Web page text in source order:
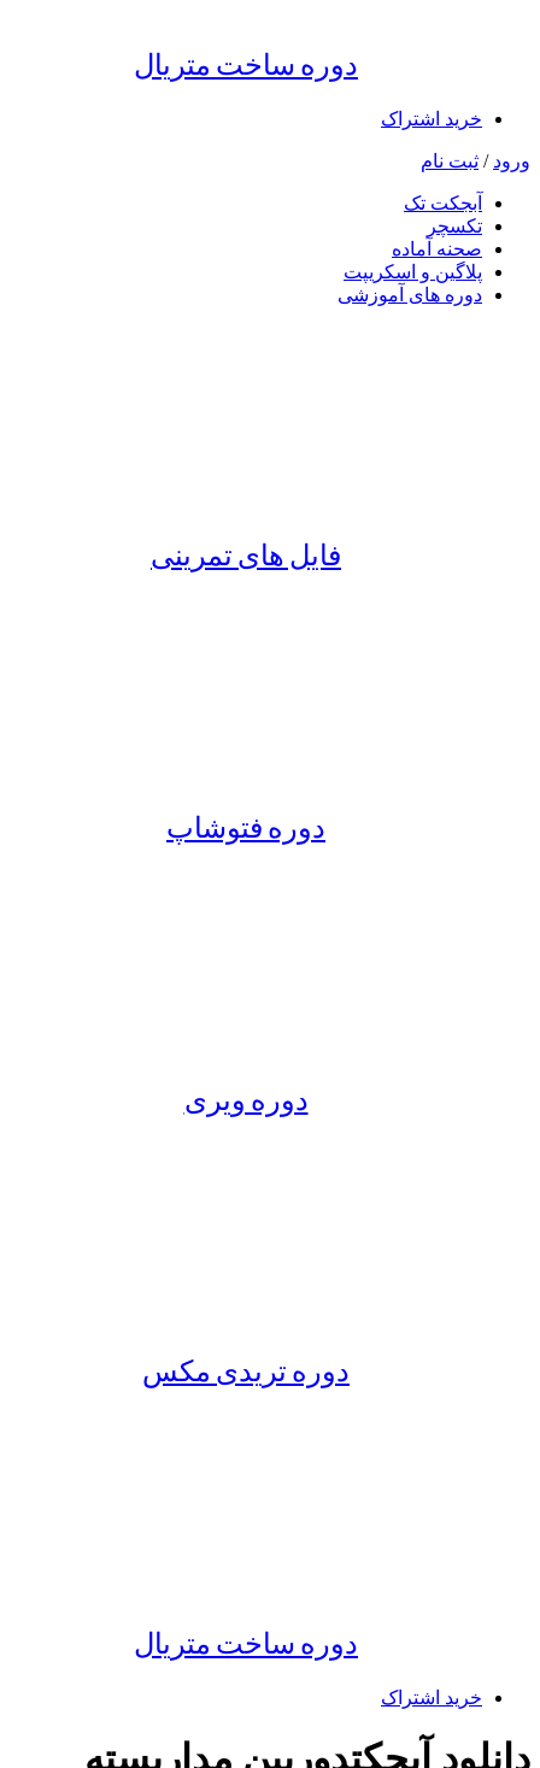
دوره ساخت متریال
خرید اشتراک
ورود / ثبت نام
آبجکت تک
تکسچر
صحنه آماده
پلاگین و اسکریپت
دوره های آموزشی
فایل های تمرینی
دوره فتوشاپ
دوره ویری
دوره تریدی مکس
دوره ساخت متریال
خرید اشتراک
دانلود آبجکتدوربین مداربسته